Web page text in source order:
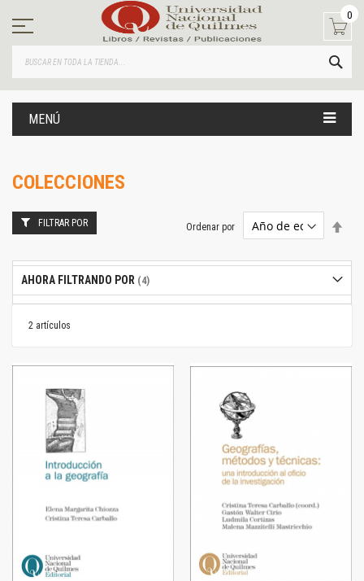
contenido
0
MENÚ
COLECCIONES
2 artículos
Ordenar por
FILTRAR POR
AHORA FILTRANDO POR